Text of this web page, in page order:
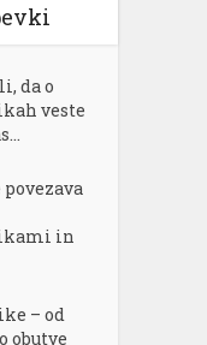
da o
veste
in
– od
obutve